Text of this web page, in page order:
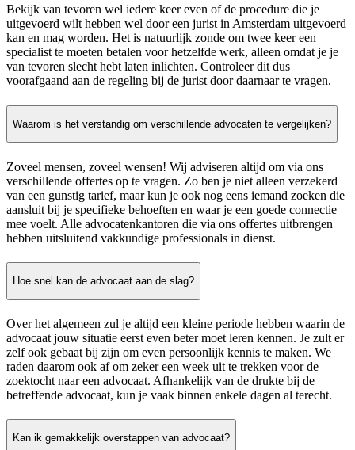
Bekijk van tevoren wel iedere keer even of de procedure die je
uitgevoerd wilt hebben wel door een jurist in Amsterdam uitgevoerd
kan en mag worden. Het is natuurlijk zonde om twee keer een
specialist te moeten betalen voor hetzelfde werk, alleen omdat je je
van tevoren slecht hebt laten inlichten. Controleer dit dus
voorafgaand aan de regeling bij de jurist door daarnaar te vragen.
Waarom is het verstandig om verschillende advocaten te vergelijken?
Zoveel mensen, zoveel wensen! Wij adviseren altijd om via ons
verschillende offertes op te vragen. Zo ben je niet alleen verzekerd
van een gunstig tarief, maar kun je ook nog eens iemand zoeken die
aansluit bij je specifieke behoeften en waar je een goede connectie
mee voelt. Alle advocatenkantoren die via ons offertes uitbrengen
hebben uitsluitend vakkundige professionals in dienst.
Hoe snel kan de advocaat aan de slag?
Over het algemeen zul je altijd een kleine periode hebben waarin de
advocaat jouw situatie eerst even beter moet leren kennen. Je zult er
zelf ook gebaat bij zijn om even persoonlijk kennis te maken. We
raden daarom ook af om zeker een week uit te trekken voor de
zoektocht naar een advocaat. Afhankelijk van de drukte bij de
betreffende advocaat, kun je vaak binnen enkele dagen al terecht.
Kan ik gemakkelijk overstappen van advocaat?